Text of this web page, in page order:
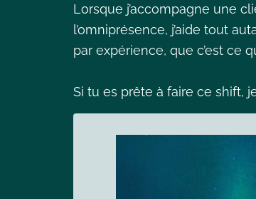
Lorsque j’accompagne une
l’omniprésence, j’aide tout
par expérience, que c’est ce
Si tu es prête à faire ce shift,